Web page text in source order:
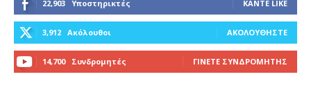
22,903 Υποστηρικτές ΚΆΝΤΕ LIKE
3,912 Ακόλουθοι ΑΚΟΛΟΥΘΉΣΤΕ
14,700 Συνδρομητές ΓΊΝΕΤΕ ΣΥΝΔΡΟΜΗΤΉΣ